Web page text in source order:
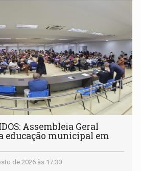
Assembleia Geral
educação municipal em
de 2026 às 17:30